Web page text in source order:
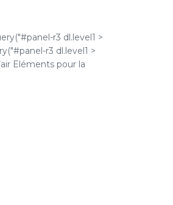
r3 dl.level1 >
r3 dl.level1 >
Eléments pour la